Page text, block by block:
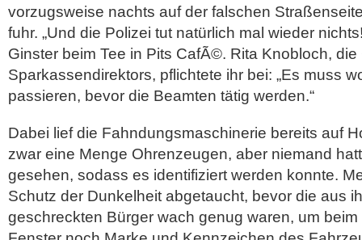
vorzugsweise nachts auf der falschen
fuhr. „Und die Polizei tut natürlich mal wieder
Ginster beim Tee in Pits CafÃ©. Rita Knobloch, die
Sparkassendirektors, pflichtete ihr bei: „Es muss
passieren, bevor die Beamten tätig werden.“
Dabei lief die Fahndungsmaschinerie bereits auf
zwar eine Menge Ohrenzeugen, aber niemand
gesehen, sodass es identifiziert werden konnte.
Schutz der Dunkelheit abgetaucht, bevor die aus
geschreckten Bürger wach genug waren, um